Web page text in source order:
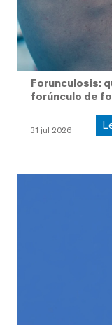
Forunculosis:
forúnculo de
31 jul 2026